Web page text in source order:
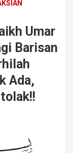
Umar
Barisan
Ada,